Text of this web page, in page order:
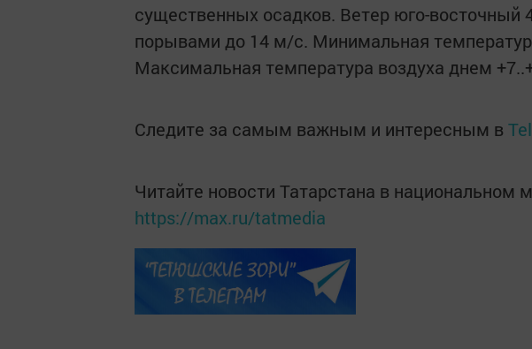
существенных осадков. Ветер юго-
порывами до 14 м/с. Минимальная
Максимальная температура воздуха днем
Следите за самым важным и интересным в
Читайте новости Татарстана в национальном
https://max.ru/tatmedia